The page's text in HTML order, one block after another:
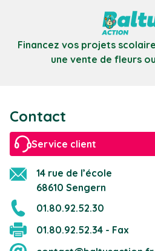
Financez vos projets
une vente de fleurs
Contact
Service client
14 rue de l’école
68610 Sengern
01.80.92.52.30
01.80.92.52.34 - Fax